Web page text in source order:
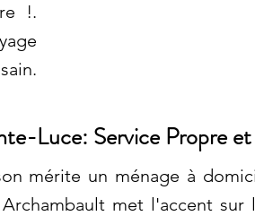
!.
Luce: Service Propre
mérite un ménage à
met l'accent